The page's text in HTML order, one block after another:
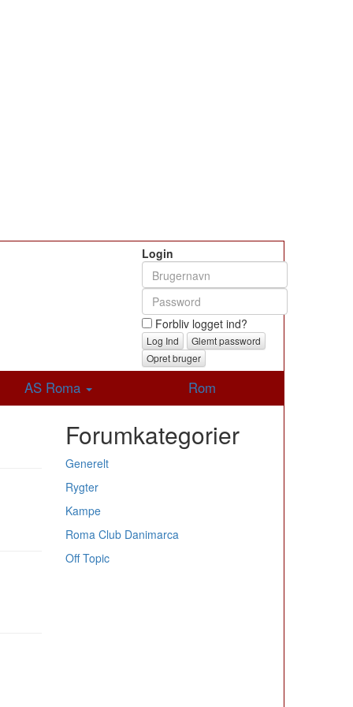
Login
Forbliv logget ind?
Glemt password
Opret bruger
AS Roma Rom
Forumkategorier
Generelt
Rygter
Kampe
Roma Club Danimarca
Off Topic